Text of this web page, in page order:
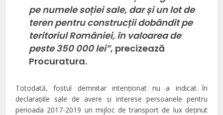
pe numele soției sale, dar și un lot de
teren pentru construcții dobândit pe
teritoriul României, în valoarea de
peste 350 000 lei”, precizează
Procuratura.
Totodată, fostul demnitar intenționat nu a indicat în
declarațiile sale de avere și interese persoanele pentru
perioada 2017-2019 un mijloc de transport de lux deținut